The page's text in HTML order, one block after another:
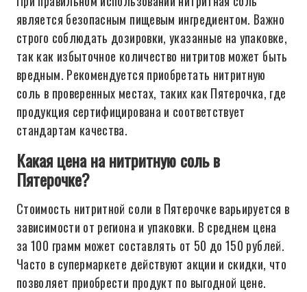
является безопасным пищевым ингредиентом. Важно
строго соблюдать дозировки, указанные на упаковке,
так как избыточное количество нитритов может быть
вредным. Рекомендуется приобретать нитритную
соль в проверенных местах, таких как Пятерочка, где
продукция сертифицирована и соответствует
стандартам качества.
Какая цена на нитритную соль в
Пятерочке?
Стоимость нитритной соли в Пятерочке варьируется в
зависимости от региона и упаковки. В среднем цена
за 100 грамм может составлять от 50 до 150 рублей.
Часто в супермаркете действуют акции и скидки, что
позволяет приобрести продукт по выгодной цене.